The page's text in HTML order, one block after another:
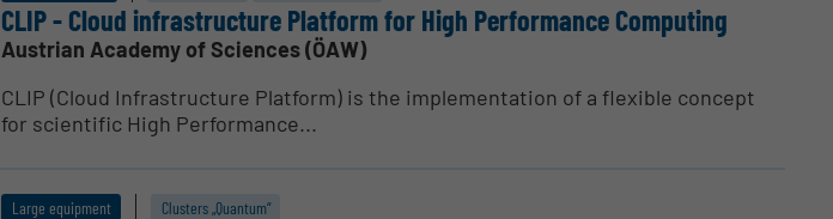
CLIP - Cloud infras­tructure Platform for High Perfor­mance Computing
Austrian Academy of Sciences (ÖAW)
CLIP (Cloud Infrastructure Platform) is the implementation of a flexible concept
for scientific High Performance...
Large equipment Clusters „Quantum“